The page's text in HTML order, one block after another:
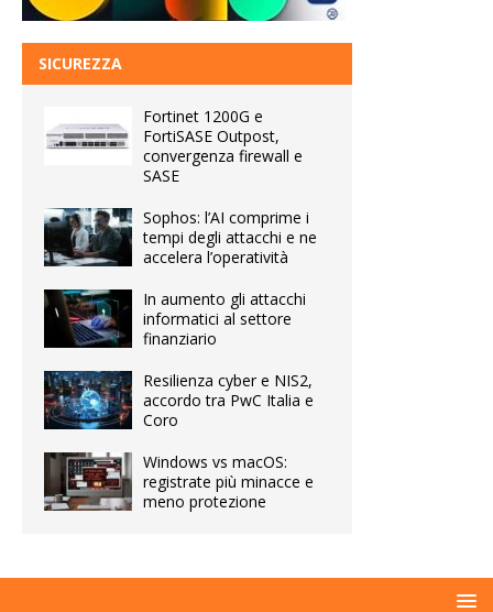
SICUREZZA
Fortinet 1200G e
FortiSASE Outpost,
convergenza firewall e
SASE
Sophos: l’AI comprime i
tempi degli attacchi e ne
accelera l’operatività
In aumento gli attacchi
informatici al settore
finanziario
Resilienza cyber e NIS2,
accordo tra PwC Italia e
Coro
Windows vs macOS:
registrate più minacce e
meno protezione